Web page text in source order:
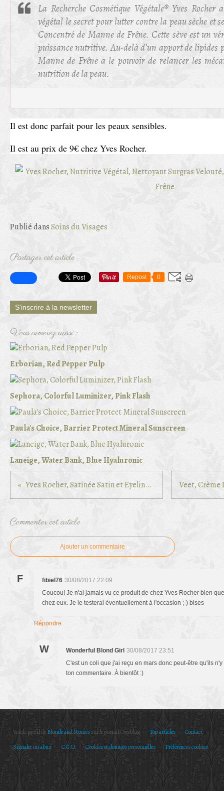
La Recherche Cosmétique Végétale® Yves Rocher
végétal le secret pour lutter contre la peau sèche et
Concentré de Manne de Frêne. Cette sève est un
puissance nutritive. Au-delà d’un apport de lipides
Manne de Frêne a le pouvoir de relancer les
nutrition de la peau.
Il est donc parfait pour les peaux sensibles.
Il est au prix de 9€ chez Yves Rocher.
Publié dansSoins du Visages
Partager cet article
Repost 0
S'inscrire à la newsletter
Vous aimerez aussi :
Erborian, Red Pepper Pulp
Sephora, Colorful Luminizer, Pink Flash
Paula's Choice, Barrier Protect Mineral Sunscreen
Laneige, Water Bank, Blue Hyaluronic
Yves Rocher, Satinée Satin et Eyeliner noir
Commenter cet article
Ajouter un commentaire
F fibiel76 30/08/2017 22:09
Coucou! Je n'ai jamais vu ce produit de chez Yves Rocher bien
chez eux. Je le testerai éventuellement à l'occasion ;-) bises
Répondre
W Wonderful Blond Girl 30/08/2017 23:51
C'est un coli que j'ai reçu en mars donc peut-être qu'ils
ton commentaire. À bientôt :)
Voir le profil deBlonde and Peoniessur le portail Overblog Top articles
Contact
Signaler un abus
C.G.U. Cookies et données personnelles Préférences cookies